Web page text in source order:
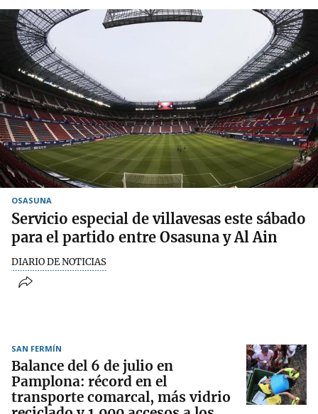
OSASUNA
Servicio especial de villavesas este sábado
para el partido entre Osasuna y Al Ain
DIARIO DE NOTICIAS
SAN FERMÍN
Balance del 6 de julio en
Pamplona: récord en el
transporte comarcal, más vidrio